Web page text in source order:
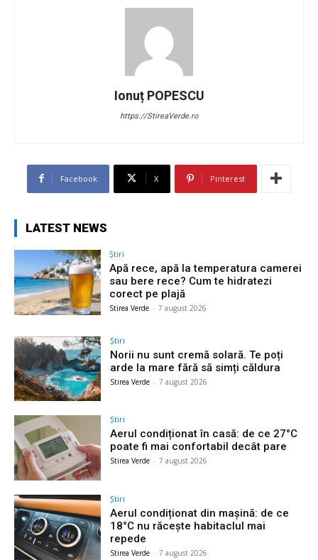
Ionuț POPESCU
https://StireaVerde.ro
Facebook X Pinterest
LATEST NEWS
Știri
Apă rece, apă la temperatura camerei
sau bere rece? Cum te hidratezi
corect pe plajă
Stirea Verde - 7 august 2026
Știri
Norii nu sunt cremă solară. Te poți
arde la mare fără să simți căldura
Stirea Verde - 7 august 2026
Știri
Aerul condiționat în casă: de ce 27°C
poate fi mai confortabil decât pare
Stirea Verde - 7 august 2026
Știri
Aerul condiționat din mașină: de ce
18°C nu răcește habitaclul mai
repede
Stirea Verde - 7 august 2026